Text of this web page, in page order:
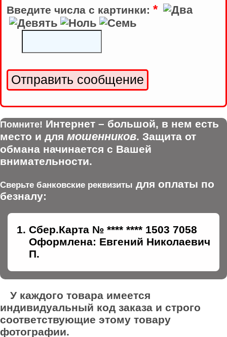
Введите числа с картинки: *
Помните! Интернет – большой, в нем есть
место и для мошенников. Защита от
обмана начинается с Вашей
внимательности.
Сверьте банковские реквизиты для оплаты по
безналу:
Сбер.Карта № **** **** 1503 7058
Оформлена: Евгений Николаевич
П.
У каждого товара имеется
индивидуальный код заказа и строго
соответствующие этому товару
фотографии.